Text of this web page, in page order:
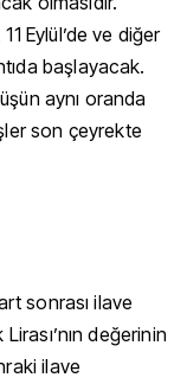
Eylül’de ve diğer
başlayacak.
aynı oranda
son çeyrekte
sonrası ilave
değerinin
ilave